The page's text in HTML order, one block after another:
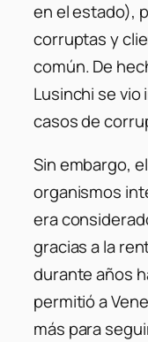
en el estado),
corruptas y
común. De
Lusinchi se
casos de
Sin embargo,
organismos
era
gracias a la
durante años
permitió a
más para